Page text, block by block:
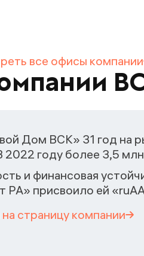
все офисы компании
Дом ВСК» 31 год на
2022 году более 3,5
и финансовая
РА» присвоило ей
страницу компании